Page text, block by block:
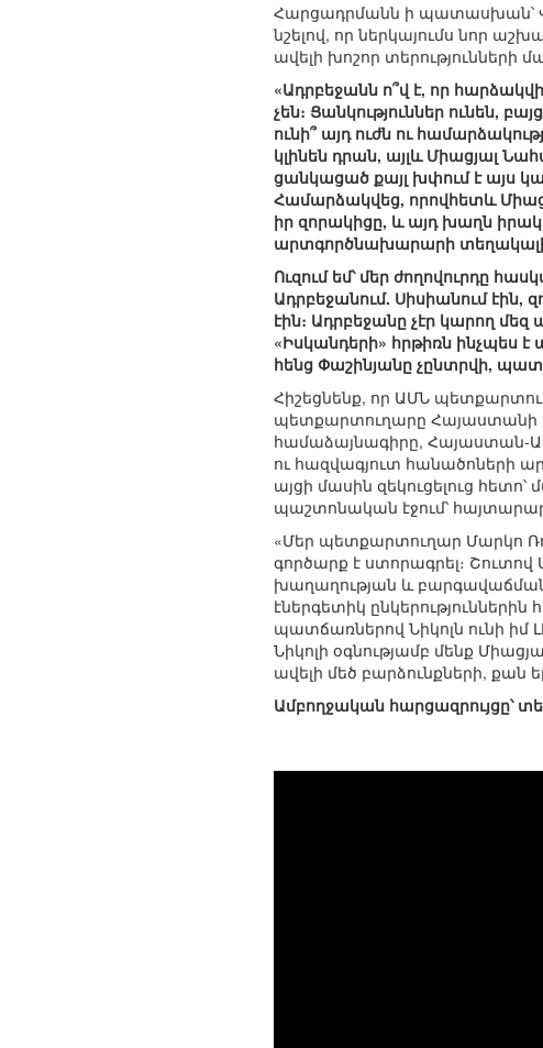
Հարցադրմանն ի պատասխան՝
նշելով, որ ներկայումս նոր
ավելի խոշոր տերությունների
«Ադրբեջանն ո՞վ է, որ
չեն։ Ցանկություններ ունեն,
ունի՞ այդ ուժն ու
կլինեն դրան, այլև Միացյալ
ցանկացած քայլ խփում է այս
Համարձակվեց, որովհետև
իր զորակիցը, և այդ խաղն
արտգործնախարարի
Ուզում եմ՝ մեր ժողովուրդը
Ադրբեջանում. Սիսիանում
էին։ Ադրբեջանը չէր կարող մեզ
«Իսկանդերի» հրթիռն ինչպես
հենց Փաշինյանը չընտրվի,
Հիշեցնենք, որ ԱՄՆ
պետքարտուղարը Հայաստանի
համաձայնագիրը, Հայաստան-
ու հազվագյուտ հանածոների
այցի մասին զեկուցելուց
պաշտոնական էջում՝
«Մեր պետքարտուղար Մարկո
գործարք է ստորագրել։
խաղաղության և
էներգետիկ
պատճառներով Նիկոլն ունի իմ
Նիկոլի օգնությամբ մենք
ավելի մեծ բարձունքների, քան
Ամբողջական հարցազրույցը՝